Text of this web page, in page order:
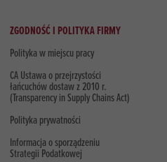
ZGODNOŚĆ I POLITYKA FIRMY
Polityka w miejscu pracy
CA Ustawa o przejrzystości
łańcuchów dostaw z 2010 r.
(Transparency in Supply Chains Act)
Polityka prywatności
Informacja o sporządzeniu
Strategii Podatkowej